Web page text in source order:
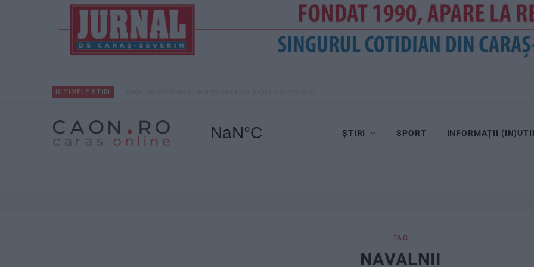
ULTIMELE ȘTIRI
ȘTIRI SPORT INFORMAŢII
TAG
NAVALNII